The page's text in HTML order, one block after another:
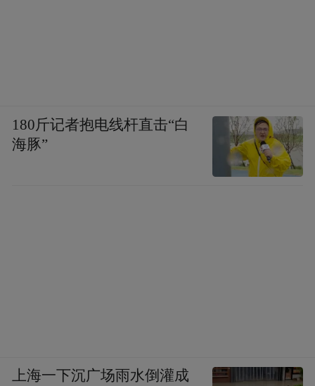
180斤记者抱电线杆直击“白
海豚”
上海一下沉广场雨水倒灌成